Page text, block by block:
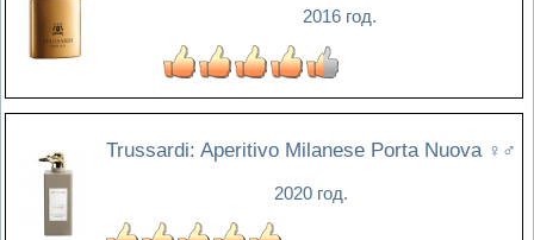
2016 год.
Trussardi: Aperitivo Milanese Porta Nuova ♀♂
2020 год.